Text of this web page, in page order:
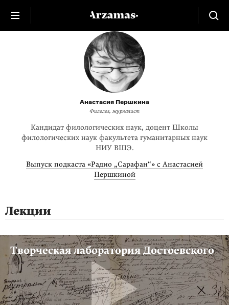
Анастасия Першкина
Филолог, журналист
Кандидат филологических наук, доцент Школы
филологических наук факультета гуманитарных наук
НИУ ВШЭ.
Выпуск подкаста «Радио „Сарафан“» с Анастасией
Першкиной
Лекции
Творческая лаборатория Достоевского